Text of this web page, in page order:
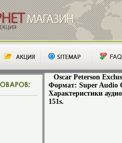
Oscar Peterson
Формат: Super Audio
Характеристики
151s.